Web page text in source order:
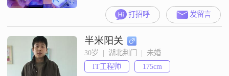
喝下午茶，玩玩游戏，看看电影，
长相可能只有5分吧，不及格，但是
内心温柔哈哈
打招呼 发留言
半米阳关
30岁  |  湖北荆门  |  未婚
IT工程师
175cm